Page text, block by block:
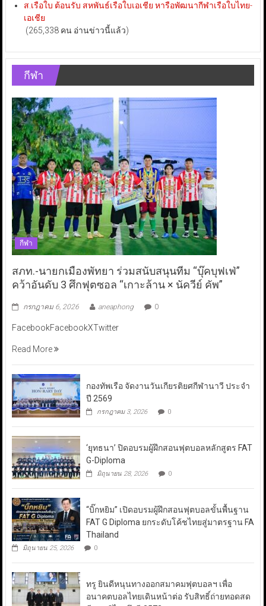
ส.เรือใบ ต้อนรับ สหพันธ์เรือใบเอเชีย หารือพัฒนากีฬาเรือใบไทย-
เอเชีย
(265,338 คน อ่านข่าวนี้แล้ว)
กีฬา
กีฬา
สภท.-นายกเมืองพัทยา ร่วมสนับสนุนทีม “บุ๊คบุฟเฟ่”
คว้าอันดับ 3 ศึกฟุตซอล “เกาะล้าน × นัควีย์ คัพ”
กรกฎาคม 6, 2026 aneaphong 0
FacebookFacebookXTwitter
Read More
กองทัพเรือ จัดงานวันเกียรติยศกีฬานาวี ประจำ
ปี 2569
กรกฎาคม 3, 2026 0
‘ยุทธนา’ ปิดอบรมผู้ฝึกสอนฟุตบอลหลักสูตร FAT
G-Diploma
มิถุนายน 28, 2026 0
“บิ๊กหยิม” เปิดอบรมผู้ฝึกสอนฟุตบอลขั้นพื้นฐาน
FAT G Diploma ยกระดับโค้ชไทยสู่มาตรฐาน FA
Thailand
มิถุนายน 25, 2026 0
ทรู ยินดีหนุนทางออกสมาคมฟุตบอลฯ เพื่อ
อนาคตบอลไทยเดินหน้าต่อ รับสิทธิ์ถ่ายทอดสด